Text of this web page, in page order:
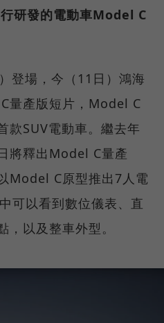
研發的電動車Model C
登場，今（11日）鴻海
量產版短片，Model C
款SUV電動車。繼去年
將釋出Model C量產
Model C原型推出7人電
可以看到數位儀表、直
以及整車外型。